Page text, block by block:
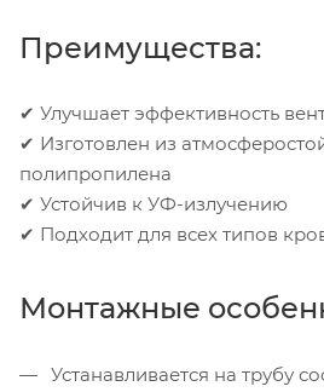
Преимущества:
✔ Улучшает эффективность
✔ Изготовлен из
полипропилена
✔ Устойчив к УФ-излучению
✔ Подходит для всех типов
Монтажные
Устанавливается на трубу